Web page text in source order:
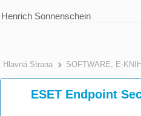
Henrich Sonnenschein
Hlavná Strana SOFTWARE, E-
ESET Endpoint